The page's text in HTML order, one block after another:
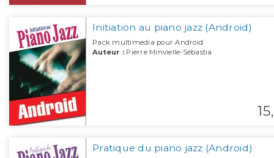
Initiation au piano jazz (Android)
Pack multimedia pour Android
Auteur : Pierre Minvielle-Sébastia
15,
Pratique du piano jazz (Android)